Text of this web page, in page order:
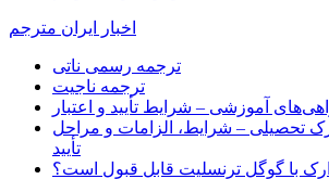
اخبار ایران مترجم
ترجمه رسمی ناتی
ترجمه ناجیت
آموزشی – شرایط تأیید و اعتبار
تحصیلی – شرایط، الزامات و مراحل
تأیید
با گوگل ترنسلیت قابل قبول است؟